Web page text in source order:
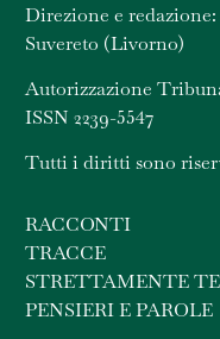
Direzione e redazione:
Suvereto (Livorno)
Autorizzazione
ISSN 2239-5547
Tutti i diritti sono
RACCONTI
TRACCE
STRETTAMENTE
PENSIERI E PAROLE